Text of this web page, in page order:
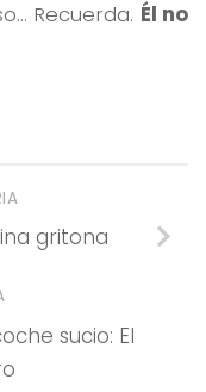
Recuerda. Él no
gritona
sucio: El